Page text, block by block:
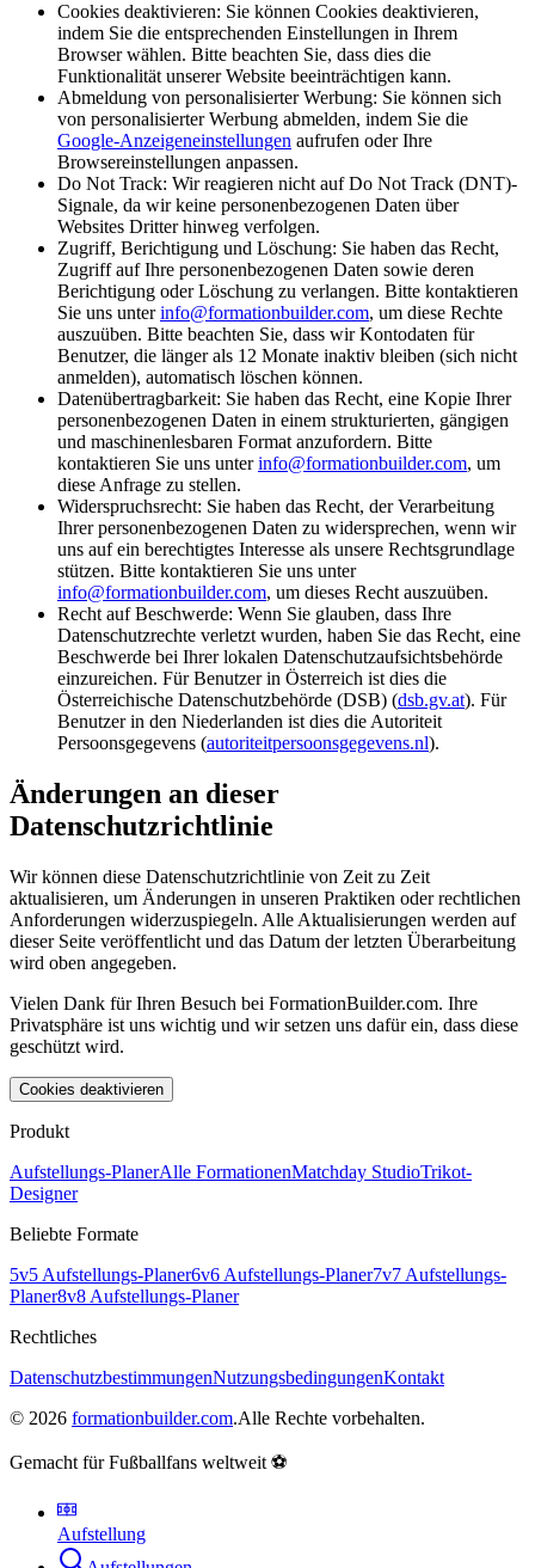
Cookies deaktivieren: Sie können Cookies deaktivieren,
indem Sie die entsprechenden Einstellungen in Ihrem
Browser wählen. Bitte beachten Sie, dass dies die
Funktionalität unserer Website beeinträchtigen kann.
Abmeldung von personalisierter Werbung: Sie können sich
von personalisierter Werbung abmelden, indem Sie die
Google-Anzeigeneinstellungen aufrufen oder Ihre
Browsereinstellungen anpassen.
Do Not Track: Wir reagieren nicht auf Do Not Track (DNT)-
Signale, da wir keine personenbezogenen Daten über
Websites Dritter hinweg verfolgen.
Zugriff, Berichtigung und Löschung: Sie haben das Recht,
Zugriff auf Ihre personenbezogenen Daten sowie deren
Berichtigung oder Löschung zu verlangen. Bitte kontaktieren
Sie uns unterinfo@formationbuilder.com, um diese Rechte
auszuüben. Bitte beachten Sie, dass wir Kontodaten für
Benutzer, die länger als 12 Monate inaktiv bleiben (sich nicht
anmelden), automatisch löschen können.
Datenübertragbarkeit: Sie haben das Recht, eine Kopie Ihrer
personenbezogenen Daten in einem strukturierten, gängigen
und maschinenlesbaren Format anzufordern. Bitte
kontaktieren Sie uns unterinfo@formationbuilder.com, um
diese Anfrage zu stellen.
Widerspruchsrecht: Sie haben das Recht, der Verarbeitung
Ihrer personenbezogenen Daten zu widersprechen, wenn wir
uns auf ein berechtigtes Interesse als unsere Rechtsgrundlage
stützen. Bitte kontaktieren Sie uns unter
info@formationbuilder.com, um dieses Recht auszuüben.
Recht auf Beschwerde: Wenn Sie glauben, dass Ihre
Datenschutzrechte verletzt wurden, haben Sie das Recht, eine
Beschwerde bei Ihrer lokalen Datenschutzaufsichtsbehörde
einzureichen. Für Benutzer in Österreich ist dies die
Österreichische Datenschutzbehörde (DSB) (dsb.gv.at). Für
Benutzer in den Niederlanden ist dies die Autoriteit
Persoonsgegevens (autoriteitpersoonsgegevens.nl).
Änderungen an dieser
Datenschutzrichtlinie
Wir können diese Datenschutzrichtlinie von Zeit zu Zeit
aktualisieren, um Änderungen in unseren Praktiken oder rechtlichen
Anforderungen widerzuspiegeln. Alle Aktualisierungen werden auf
dieser Seite veröffentlicht und das Datum der letzten Überarbeitung
wird oben angegeben.
Vielen Dank für Ihren Besuch bei FormationBuilder.com. Ihre
Privatsphäre ist uns wichtig und wir setzen uns dafür ein, dass diese
geschützt wird.
Cookies deaktivieren
Produkt
Aufstellungs-PlanerAlle FormationenMatchday StudioTrikot-
Designer
Beliebte Formate
5v5 Aufstellungs-Planer6v6 Aufstellungs-Planer7v7 Aufstellungs-
Planer8v8 Aufstellungs-Planer
Rechtliches
DatenschutzbestimmungenNutzungsbedingungenKontakt
© 2026 formationbuilder.com.Alle Rechte vorbehalten.
Gemacht für Fußballfans weltweit ⚽
Aufstellung